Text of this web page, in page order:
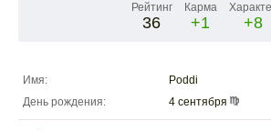
Рейтинг
36
Карма
+1 +8
Имя:
Poddi
День рождения:
4 сентября